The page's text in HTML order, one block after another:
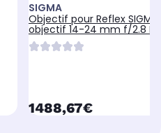
SIGMA
Objectif pour Reflex SIGMA
objectif 14-24 mm f/2.8
HSM ART pour
currentPrice
1488,67€